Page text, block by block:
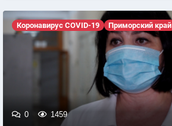
Коронавирус COVID-19 Приморский край
0 1459